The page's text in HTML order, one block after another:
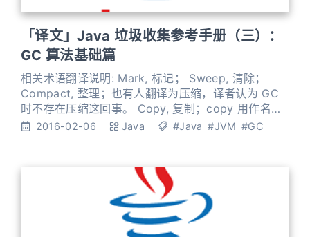
「译文」Java 垃圾收集参考手册（三）：
GC 算法基础篇
相关术语翻译说明: Mark, 标记； Sweep, 清除；
Compact, 整理；也有人翻译为压缩，译者认为 GC
时不存在压缩这回事。 Copy, 复制；copy 用作名词
时一般翻译为拷贝 / 副本，用作动词时翻译为复制。
解。 GC 算法基础 您应该已经阅读了前面
2016-02-06 Java #Java #JVM #GC